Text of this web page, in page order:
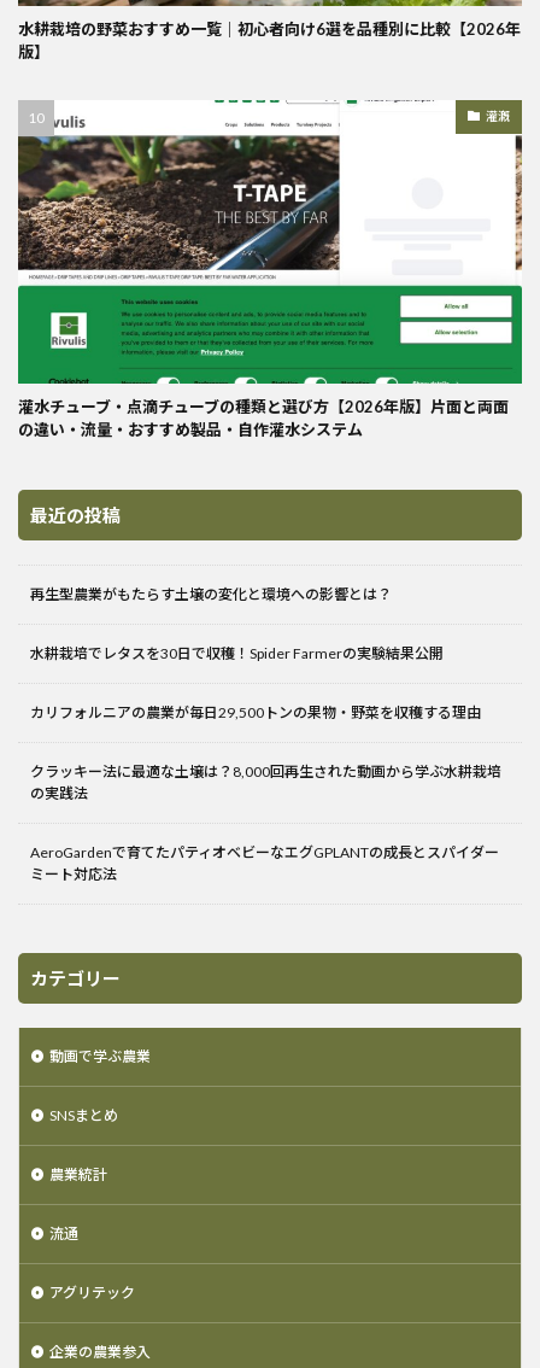
水耕栽培の野菜おすすめ一覧｜初心者向け6選を品種別に比較【2026年
版】
灌漑
灌水チューブ・点滴チューブの種類と選び方【2026年版】片面と両面
の違い・流量・おすすめ製品・自作灌水システム
最近の投稿
再生型農業がもたらす土壌の変化と環境への影響とは？
水耕栽培でレタスを30日で収穫！Spider Farmerの実験結果公開
カリフォルニアの農業が毎日29,500トンの果物・野菜を収穫する理由
クラッキー法に最適な土壌は？8,000回再生された動画から学ぶ水耕栽培
の実践法
AeroGardenで育てたパティオベビーなエグGPLANTの成長とスパイダー
ミート対応法
カテゴリー
動画で学ぶ農業
SNSまとめ
農業統計
流通
アグリテック
企業の農業参入